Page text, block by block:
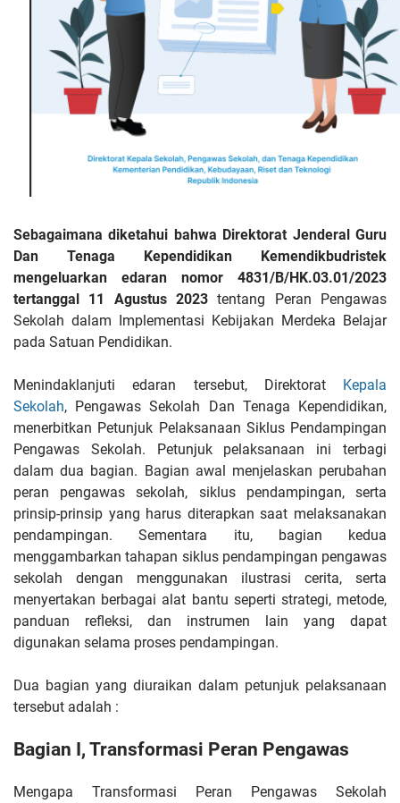
Sebagaimana diketahui bahwa Direktorat Jenderal Guru
Dan Tenaga Kependidikan Kemendikbudristek
mengeluarkan edaran nomor 4831/B/HK.03.01/2023
tertanggal 11 Agustus 2023 tentang Peran Pengawas
Sekolah dalam Implementasi Kebijakan Merdeka Belajar
pada Satuan Pendidikan.
Menindaklanjuti edaran tersebut, Direktorat Kepala
Sekolah, Pengawas Sekolah Dan Tenaga Kependidikan,
menerbitkan Petunjuk Pelaksanaan Siklus Pendampingan
Pengawas Sekolah. Petunjuk pelaksanaan ini terbagi
dalam dua bagian. Bagian awal menjelaskan perubahan
peran pengawas sekolah, siklus pendampingan, serta
prinsip-prinsip yang harus diterapkan saat melaksanakan
pendampingan. Sementara itu, bagian kedua
menggambarkan tahapan siklus pendampingan pengawas
sekolah dengan menggunakan ilustrasi cerita, serta
menyertakan berbagai alat bantu seperti strategi, metode,
panduan refleksi, dan instrumen lain yang dapat
digunakan selama proses pendampingan.
Dua bagian yang diuraikan dalam petunjuk pelaksanaan
tersebut adalah :
Bagian I, Transformasi Peran Pengawas
Mengapa Transformasi Peran Pengawas Sekolah